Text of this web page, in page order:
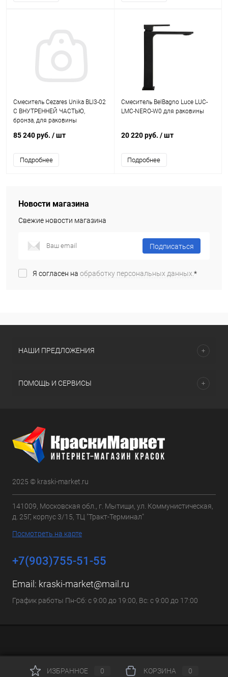
Смеситель Cezares Unika BLI3-02
С ВНУТРЕННЕЙ ЧАСТЬЮ,
бронза, для раковины
85 240 руб. / шт
Подробнее
Смеситель BelBagno Luce LUC-
LMC-NERO-W0 для раковины
20 220 руб. / шт
Подробнее
Новости магазина
Свежие новости магазина
Подписаться
Я согласен на обработку персональных данных.*
НАШИ ПРЕДЛОЖЕНИЯ
ПОМОЩЬ И СЕРВИСЫ
2025 © kraski-market.ru
141009, Московская обл., г. Мытищи, ул. Коммунистическая,
д. 25Г, корпус 3/15, ТЦ "Тракт-Терминал"
Посмотреть на карте
+7(903)755-51-55
Email: kraski-market@mail.ru
График работы Пн-Сб: с 9:00 до 19:00, Вс: с 9:00 до 17:00
ИЗБРАННОЕ 0 КОРЗИНА 0